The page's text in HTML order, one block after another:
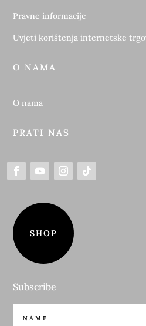
Pravne informacije
Uvjeti korištenja internetske
O NAMA
O nama
PRATI NAS
SHOP
Subscribe